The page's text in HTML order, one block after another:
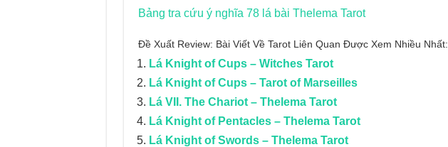
Bảng tra cứu ý nghĩa 78 lá bài Thelema Tarot
Đề Xuất Review: Bài Viết Về Tarot Liên Quan Được Xem Nhiều Nhất:
Lá Knight of Cups – Witches Tarot
Lá Knight of Cups – Tarot of Marseilles
Lá VII. The Chariot – Thelema Tarot
Lá Knight of Pentacles – Thelema Tarot
Lá Knight of Swords – Thelema Tarot